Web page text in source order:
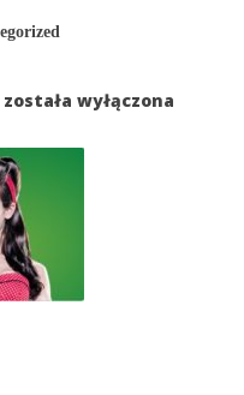
hella
fb
została wyłączona